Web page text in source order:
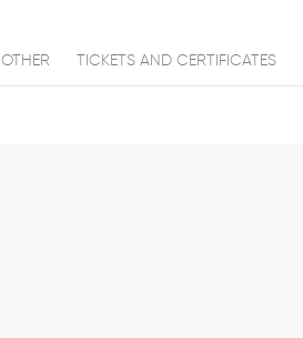
OTHER TICKETS AND CERTIFICATES